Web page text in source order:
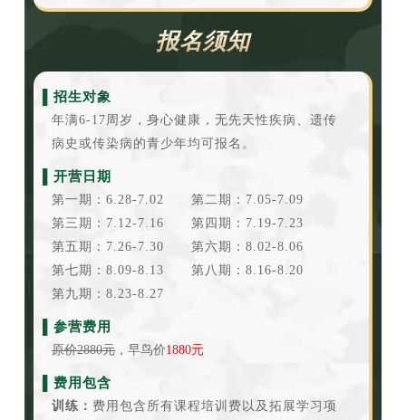
报名须知
▌招生对象
年满6-17周岁，身心健康，无先天性疾病、遗传
病史或传染病的青少年均可报名。
▌开营日期
第一期：6.28-7.02 第二期：7.05-7.09
第三期：7.12-7.16 第四期：7.19-7.23
第五期：7.26-7.30 第六期：8.02-8.06
第七期：8.09-8.13 第八期：8.16-8.20
第九期：8.23-8.27
▌参营费用
原价2880元，早鸟价1880元
▌费用包含
训练： 费用包含所有课程培训费以及拓展学习项